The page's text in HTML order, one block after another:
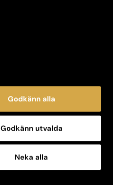
Godkänn alla
Godkänn utvalda
Neka alla